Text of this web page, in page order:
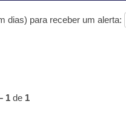
dias) para receber um alerta:
1 de 1